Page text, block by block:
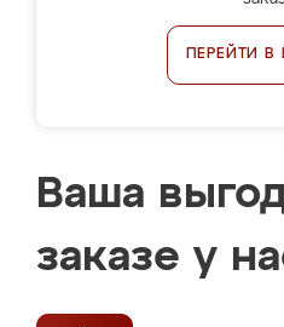
ПЕРЕЙТИ В
Ваша
заказе у